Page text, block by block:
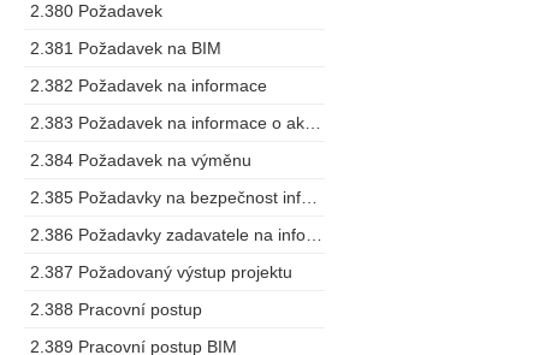
2.380 Požadavek
2.381 Požadavek na BIM
2.382 Požadavek na informace
2.384 Požadavek na výměnu
2.387 Požadovaný výstup projektu
2.388 Pracovní postup
2.389 Pracovní postup BIM